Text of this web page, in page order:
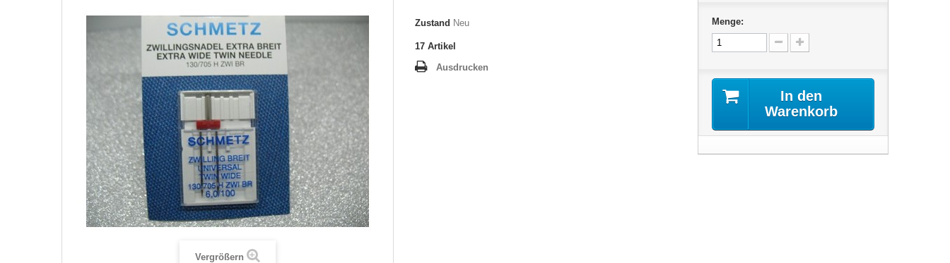
Vergrößern
Zustand Neu
17 Artikel
Ausdrucken
Menge:
In den
Warenkorb